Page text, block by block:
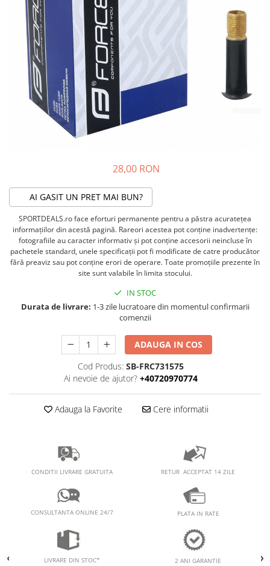
18" (varsta 5-7 ani)
16" (varsta 4-6 ani)
14" (varsta 3-5 ani)
12" (varsta 2-4 ani)
BALANCE BIKE (varsta 2-3 ani)
SONERII
ALTE ACCESORII
SUPORTI/STANDURI
SCAUNE COPII
COMPONENTE
ANVELOPE SI CAMERE
CADRE SI PIESE
PIESE E-BIKE
ROTI SI PIESE
RULMENTI
SEI SI COMPONENTE
TRANSMISIE
HANORACE
INCALTAMINTE
HUSE PANTOFI
PANTOFI CASUAL
PANTOFI CICLISM
MANUSI
OCHELARI
ARMURI
PROTECTII GENUNCHI
ALTE PROTECTII
PANTALONI PROTECTIE
RECUPERARE SI INGRIJIRE
SEPCI /CACIULI / BANDANE
BANDANE
MASTI/CAGULE
PROSOAPE FITNESS/YOGA
BANDAJE/PROTECTII/RECUPERARE
FLEXORI
SALTELE/COVOARE/PAVAJE
SPORT FIT
MASAJ
28,00 RON
AI GASIT UN PRET MAI BUN?
SPORTDEALS.ro face eforturi permanente pentru a păstra acurateţea
informaţiilor din acestă pagină. Rareori acestea pot conţine inadvertenţe:
fotografiile au caracter informativ şi pot conţine accesorii neincluse în
pachetele standard, unele specificaţii pot fi modificate de catre producător
fără preaviz sau pot conţine erori de operare. Toate promoţiile prezente în
site sunt valabile în limita stocului.
IN STOC
Durata de livrare: 1-3 zile lucratoare din momentul confirmarii
comenzii
ADAUGA IN COS
Cod Produs: SB-FRC731575
Ai nevoie de ajutor? +40720970774
Adauga la Favorite Cere informatii
CONDITII LIVRARE GRATUITA RETUR ACCEPTAT 14 ZILE
CONSULTANTA ONLINE 24/7 PLATA IN RATE
LIVRARE DIN STOC* 2 ANI GARANTIE